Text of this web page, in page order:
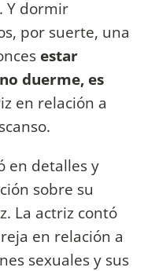
Y dormir
por suerte, una
estar
duerme, es
en relación a
en detalles y
sobre su
La actriz contó
en relación a
sexuales y sus